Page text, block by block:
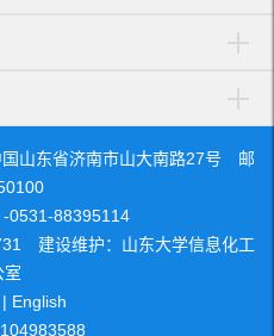
山东省济南市山大南路27号 邮
0531-88395114
建设维护：山东大学信息化工
室
| English
104983588